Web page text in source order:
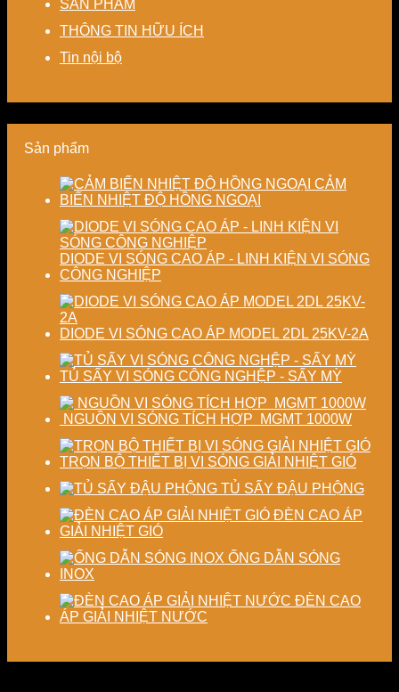
máy
nâng
thành
chi
phí
sản
năng
chất
lượng
phẩm
–
Giải
pháp
tiết
kiệm
lượng
định
lượng
sấy
nghiệp
SẢN PHẨM
THÔNG TIN HỮU ÍCH
Tin nội bộ
Sản phẩm
CẢM
BIẾN NHIỆT ĐỘ HỒNG NGOẠI
DIODE VI SÓNG CAO ÁP - LINH KIỆN VI SÓNG
CÔNG NGHIỆP
DIODE VI SÓNG CAO ÁP MODEL 2DL 25KV-2A
TỦ SẤY VI SÓNG CÔNG NGHỆP - SẤY MỲ
NGUỒN VI SÓNG TÍCH HỢP MGMT 1000W
TRỌN BỘ THIẾT BỊ VI SÓNG GIẢI NHIỆT GIÓ
TỦ SẤY ĐẬU PHỘNG
ĐÈN CAO ÁP
GIẢI NHIỆT GIÓ
ỐNG DẪN SÓNG
INOX
ĐÈN CAO
ÁP GIẢI NHIỆT NƯỚC